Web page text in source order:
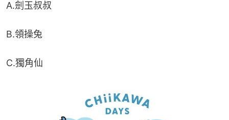
A.劍玉叔叔
B.領操兔
C.獨角仙